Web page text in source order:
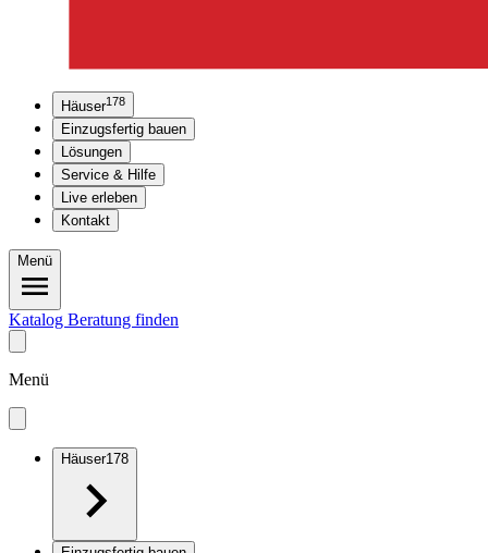
Häuser178
Einzugsfertig bauen
Lösungen
Service & Hilfe
Live erleben
Kontakt
Menü
Katalog Beratung finden
Menü
Häuser178